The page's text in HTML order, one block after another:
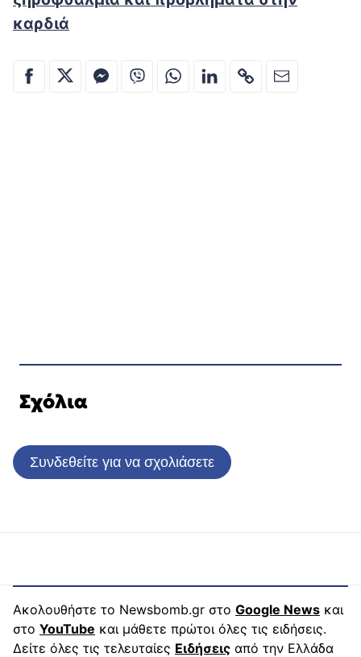
καρδιά
Σχόλια
Συνδεθείτε για να σχολιάσετε
Ακολουθήστε το Newsbomb.gr στο Google News και
στο YouTube και μάθετε πρώτοι όλες τις ειδήσεις.
Δείτε όλες τις τελευταίες Ειδήσεις από την Ελλάδα